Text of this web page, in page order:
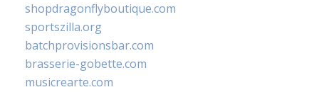
shopdragonflyboutique.com
sportszilla.org
batchprovisionsbar.com
brasserie-gobette.com
musicrearte.com